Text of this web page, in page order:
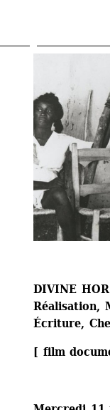
DIVINE
Réalisation,
Écriture,
[ film